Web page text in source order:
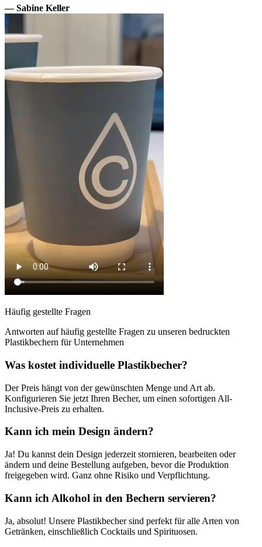
— Sabine Keller
Häufig gestellte Fragen
Antworten auf häufig gestellte Fragen zu unseren bedruckten
Plastikbechern für Unternehmen
Was kostet individuelle Plastikbecher?
Der Preis hängt von der gewünschten Menge und Art ab.
Konfigurieren Sie jetzt Ihren Becher, um einen sofortigen All-
Inclusive-Preis zu erhalten.
Kann ich mein Design ändern?
Ja! Du kannst dein Design jederzeit stornieren, bearbeiten oder
ändern und deine Bestellung aufgeben, bevor die Produktion
freigegeben wird. Ganz ohne Risiko und Verpflichtung.
Kann ich Alkohol in den Bechern servieren?
Ja, absolut! Unsere Plastikbecher sind perfekt für alle Arten von
Getränken, einschließlich Cocktails und Spirituosen.